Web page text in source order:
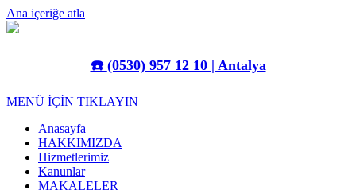
Ana içeriğe atla
☎️ (0530) 957 12 10 | Antalya
MENÜ İÇİN TIKLAYIN
Anasayfa
HAKKIMIZDA
Hizmetlerimiz
Kanunlar
MAKALELER